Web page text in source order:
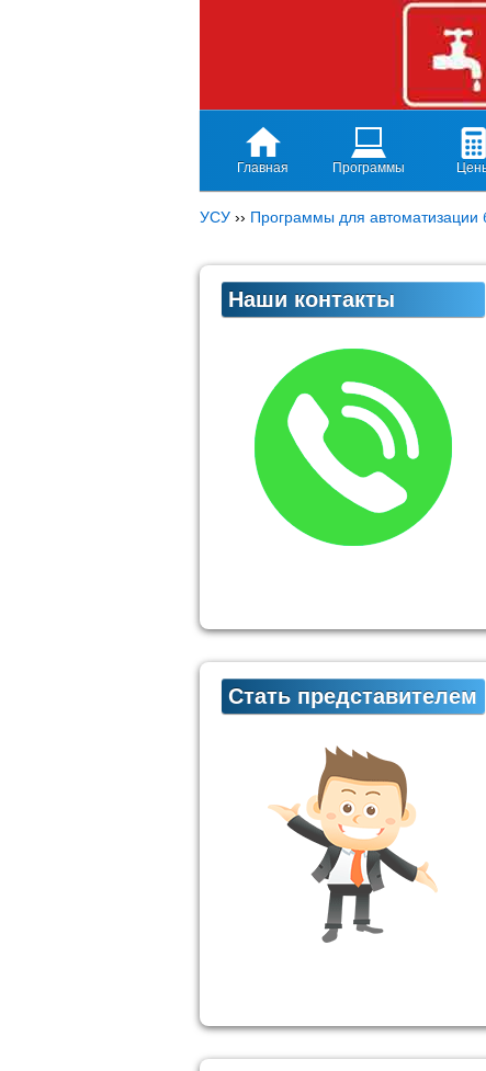
Главная Программы
УСУ ›› Программы для автоматизации
Наши контакты
Стать представителем